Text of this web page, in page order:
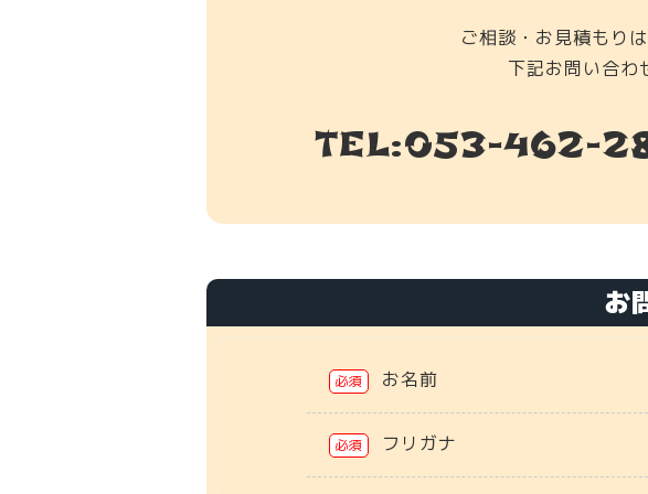
ご相談・お見積もり
下記お問い合わ
TEL:053-462-
お
必須 お名前
必須 フリガナ